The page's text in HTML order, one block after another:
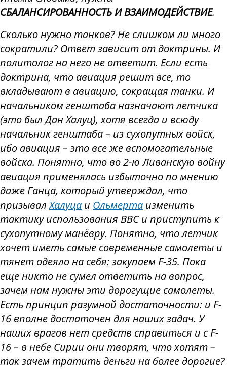
СБАЛАНСИРОВАННОСТЬ И ВЗАИМОДЕЙСТВИЕ.
Сколько нужно танков? Не слишком ли много
сократили? Ответ зависит от доктрины. И
политолог на него не ответит. Если есть
доктрина, что авиация решит все, то
вкладывают в авиацию, сокращая танки. И
начальником генштаба назначают летчика
(это был Дан Халуц), хотя всегда и всюду
начальник генштаба – из сухопутных войск,
ибо авиация – это все же вспомогательные
войска. Понятно, что во 2-ю Ливанскую войну
авиация применялась избыточно по мнению
даже Ганца, который утверждал, что
призывалХалуца и Ольмерта изменить
тактику использования ВВС и приступить к
сухопутному манёвру. Понятно, что летчик
хочет иметь самые современные самолеты и
тянет одеяло на себя: закупаем F-35. Пока
еще никто не сумел ответить на вопрос,
зачем нам нужны эти дорогущие самолеты.
Есть принцип разумной достаточности: и F-
16 вполне достаточен для наших задач. У
наших врагов нет средств справиться и с F-
16 – в небе Сирии они творят, что хотят –
так зачем тратить деньги на более дорогие?